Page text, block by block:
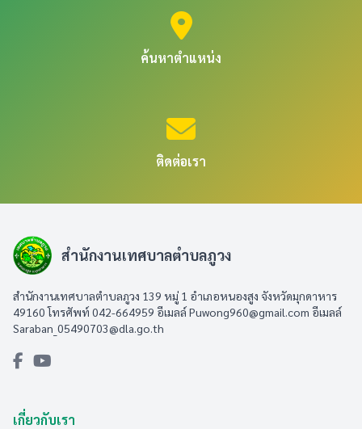
ค้นหาตำแหน่ง
ติดต่อเรา
สำนักงานเทศบาลตำบลภูวง
สำนักงานเทศบาลตำบลภูวง 139 หมู่ 1 อำเภอหนองสูง จังหวัดมุกดาหาร
49160 โทรศัพท์ 042-664959 อีเมลล์Puwong960@gmail.com อีเมลล์
Saraban_05490703@dla.go.th
เกี่ยวกับเรา